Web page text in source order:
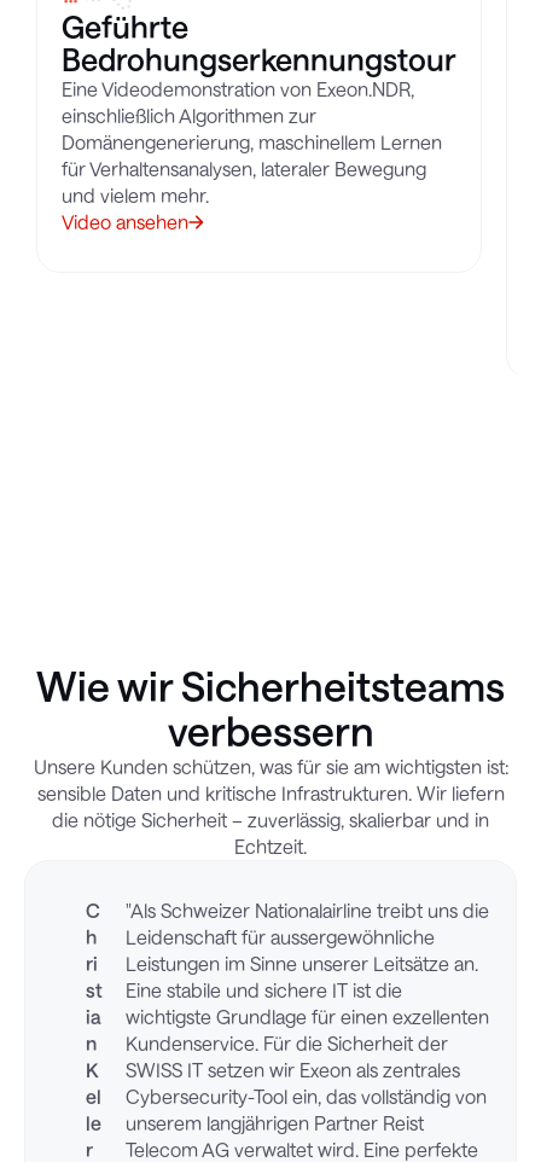
Geführte
Bedrohungserkennungstour
Eine Videodemonstration von Exeon.NDR,
einschließlich Algorithmen zur
Domänengenerierung, maschinellem Lernen
für Verhaltensanalysen, lateraler Bewegung
und vielem mehr.
Video ansehen
Wie wir Sicherheitsteams
verbessern
Unsere Kunden schützen, was für sie am wichtigsten ist:
sensible Daten und kritische Infrastrukturen. Wir liefern
die nötige Sicherheit – zuverlässig, skalierbar und in
Echtzeit.
C
h
ri
st
ia
n
K
el
le
r
"Als Schweizer Nationalairline treibt uns die
Leidenschaft für aussergewöhnliche
Leistungen im Sinne unserer Leitsätze an.
Eine stabile und sichere IT ist die
wichtigste Grundlage für einen exzellenten
Kundenservice. Für die Sicherheit der
SWISS IT setzen wir Exeon als zentrales
Cybersecurity-Tool ein, das vollständig von
unserem langjährigen Partner Reist
Telecom AG verwaltet wird. Eine perfekte